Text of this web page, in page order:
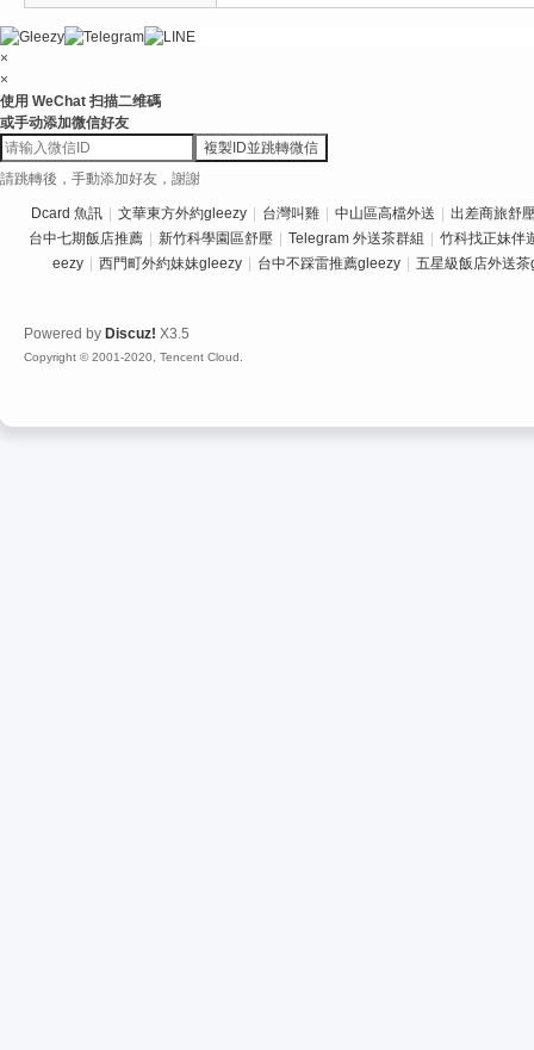
×
×
使用 WeChat 扫描二维碼
或手动添加微信好友
複製ID並跳轉微信
請跳轉後，手動添加好友，謝謝
Dcard 魚訊 文華東方外約gleezy 台灣叫雞 中山區高檔外送
出差商旅舒
台中七期飯店推薦
新竹科學園區舒壓 Telegram 外送茶群組
竹科找正妹伴
eezy
西門町外約妹妹gleezy 台中不踩雷推薦gleezy 五星級飯店外送
Powered by Discuz! X3.5
Copyright © 2001-2020, Tencent Cloud.